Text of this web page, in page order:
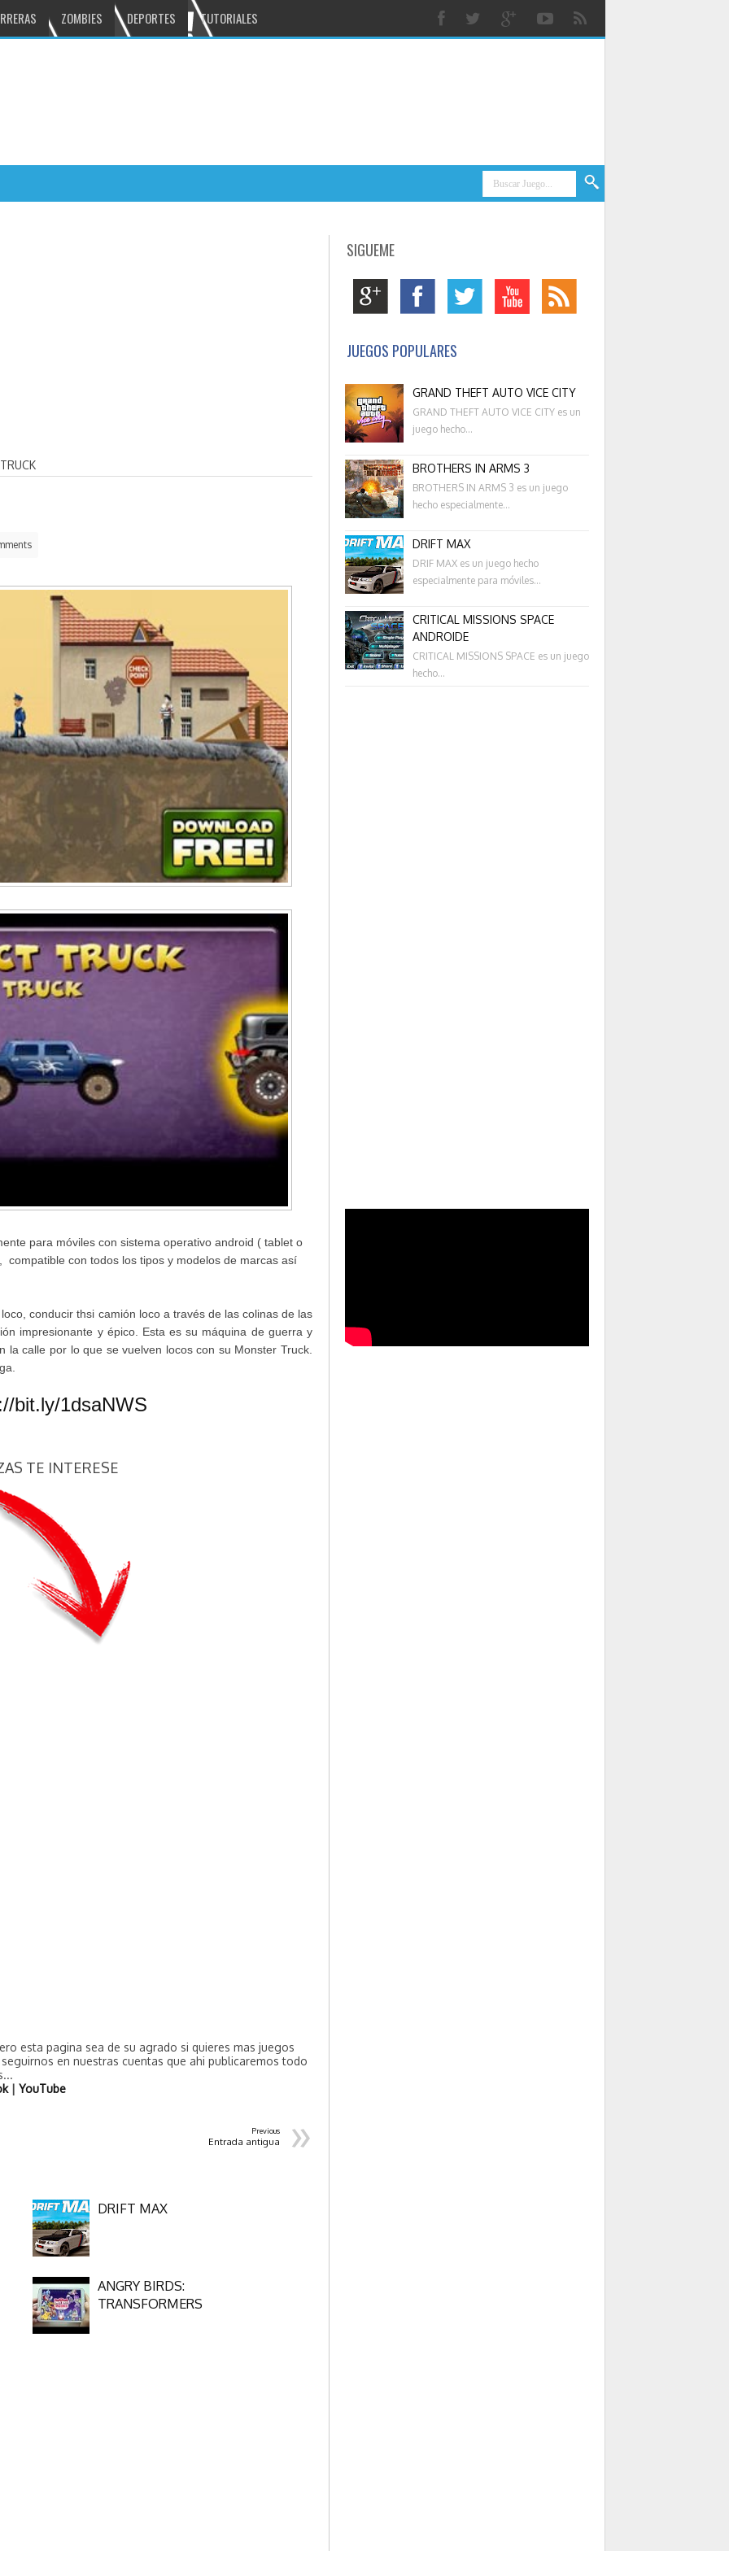
ZOMBIES DEPORTES TUTORIALES
para móviles con sistema operativo android ( tablet o
con todos los tipos y modelos de marcas así
conducir thsi camión loco a través de las colinas de las
impresionante y épico. Esta es su máquina de guerra y
calle por lo que se vuelven locos con su Monster Truck.
bit.ly/1dsaNWS
TE INTERESE
esta pagina sea de su agrado si quieres mas juegos
en nuestras cuentas que ahi publicaremos todo
| YouTube
»
Previous
Entrada antigua
DRIFT MAX
ANGRY BIRDS:
TRANSFORMERS
SIGUEME
JUEGOS POPULARES
GRAND THEFT AUTO VICE CITY
GRAND THEFT AUTO VICE CITY es un
juego hecho...
BROTHERS IN ARMS 3
BROTHERS IN ARMS 3 es un juego
hecho especialmente...
DRIFT MAX
DRIF MAX es un juego hecho
especialmente para móviles...
CRITICAL MISSIONS SPACE
ANDROIDE
CRITICAL MISSIONS SPACE es un juego
hecho...